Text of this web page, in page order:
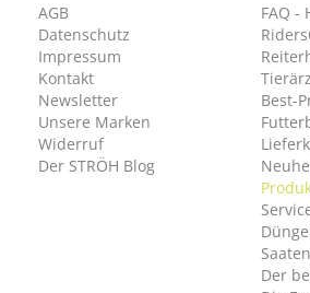
AGB
Datenschutz
Impressum
Kontakt
Newsletter
Unsere Marken
Widerruf
Der STRÖH Blog
FAQ -
Best-
Der